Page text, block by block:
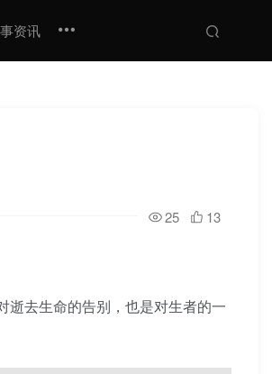
资讯
25 13
逝去生命的告别，也是对生者的一